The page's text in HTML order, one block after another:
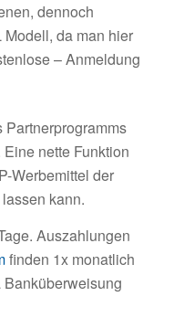
dennoch
da man hier
– Anmeldung
nette Funktion
Werbemittel der
kann.
Auszahlungen
finden 1x monatlich